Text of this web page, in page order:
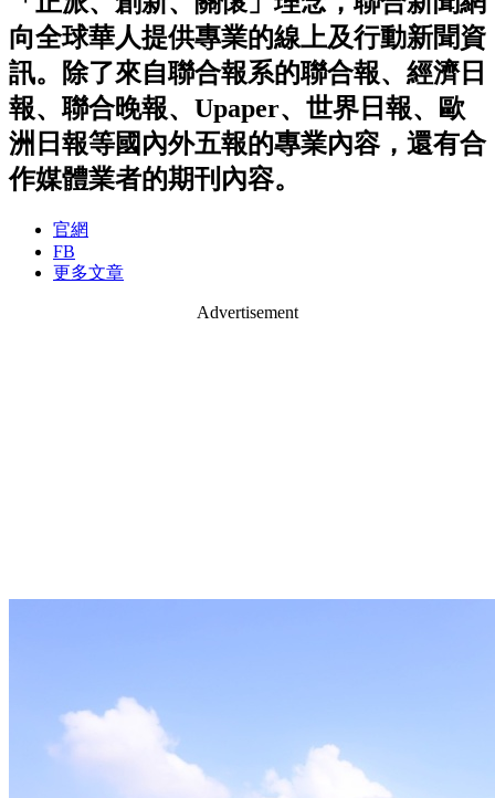
向全球華人提供專業的線上及行動新聞資
訊。除了來自聯合報系的聯合報、經濟日
報、聯合晚報、Upaper、世界日報、歐
洲日報等國內外五報的專業內容，還有合
作媒體業者的期刊內容。
官網
FB
更多文章
Advertisement